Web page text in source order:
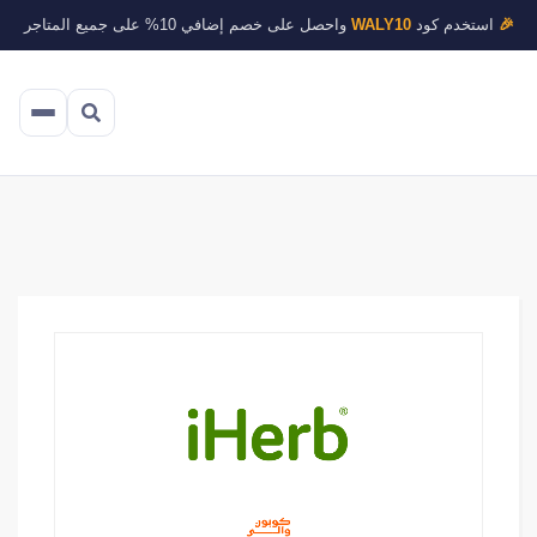
🎉 استخدم كودWALY10 واحصل على خصم إضافي 10% على جميع المتاجر